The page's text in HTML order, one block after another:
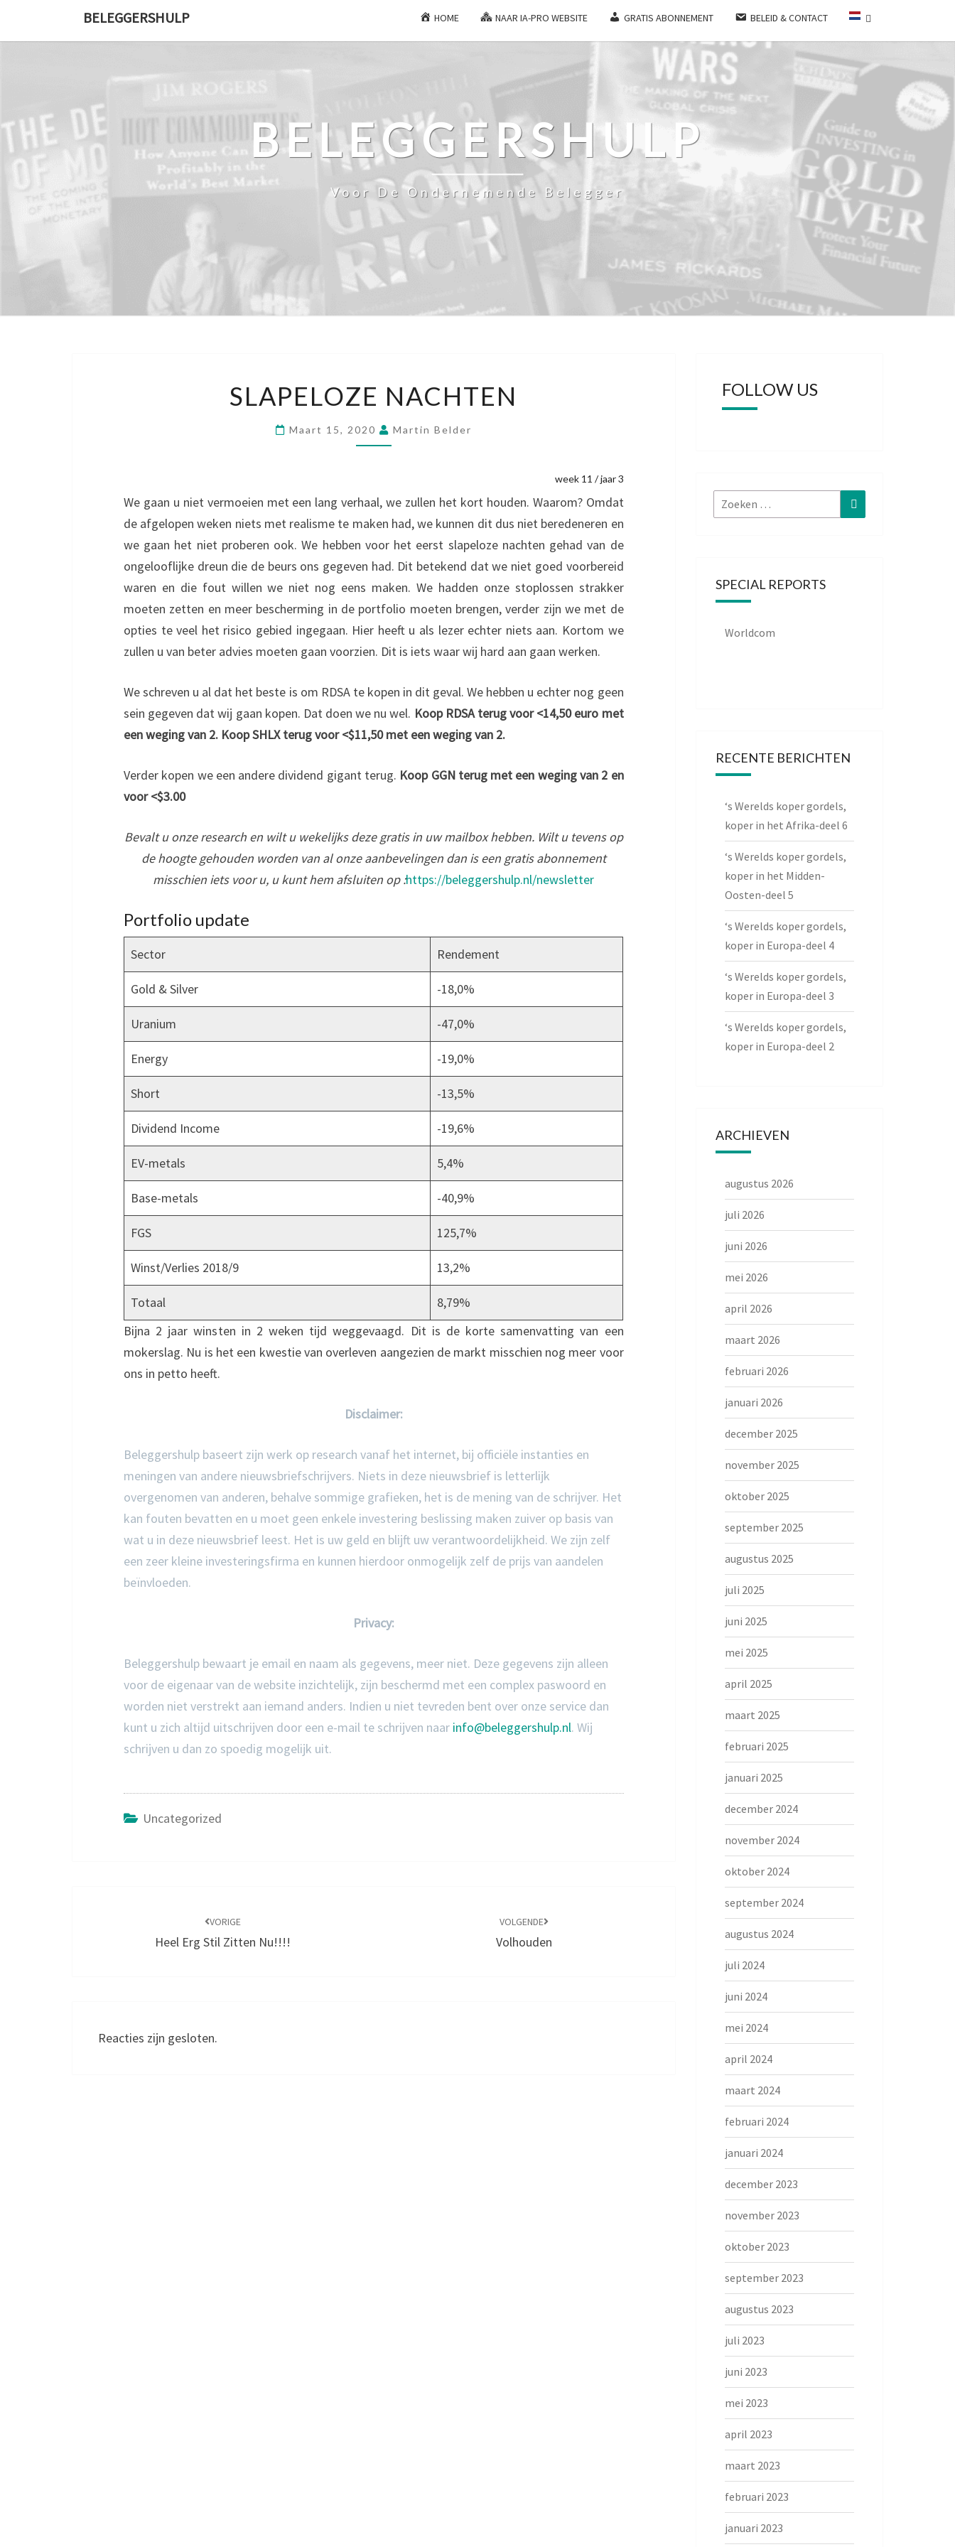
BELEGGERSHULP HOME NAAR IA-PRO WEBSITE GRATIS ABONNEMENT BELEID & CONTACT
BELEGGERSHULP
Voor De Ondernemende Belegger
NACHTEN
SLAPELOZE NACHTEN
Maart 15, 2020 Martin Belder
week 11 / jaar 3
We gaan u niet vermoeien met een lang verhaal, we zullen het kort houden. Waarom? Omdat
de afgelopen weken niets met realisme te maken had, we kunnen dit dus niet beredeneren en
we gaan het niet proberen ook. We hebben voor het eerst slapeloze nachten gehad van de
ongelooflijke dreun die de beurs ons gegeven had. Dit betekend dat we niet goed voorbereid
waren en die fout willen we niet nog eens maken. We hadden onze stoplossen strakker
moeten zetten en meer bescherming in de portfolio moeten brengen, verder zijn we met de
opties te veel het risico gebied ingegaan. Hier heeft u als lezer echter niets aan. Kortom we
zullen u van beter advies moeten gaan voorzien. Dit is iets waar wij hard aan gaan werken.
We schreven u al dat het beste is om RDSA te kopen in dit geval. We hebben u echter nog geen
sein gegeven dat wij gaan kopen. Dat doen we nu wel. Koop RDSA terug voor <14,50 euro met
een weging van 2. Koop SHLX terug voor <$11,50 met een weging van 2.
Verder kopen we een andere dividend gigant terug. Koop GGN terug met een weging van 2 en
voor <$3.00
Bevalt u onze research en wilt u wekelijks deze gratis in uw mailbox hebben. Wilt u tevens op
de hoogte gehouden worden van al onze aanbevelingen dan is een gratis abonnement
misschien iets voor u, u kunt hem afsluiten op :https://beleggershulp.nl/newsletter
Portfolio update
Sector Rendement
Gold & Silver -18,0%
Uranium -47,0%
Energy -19,0%
Short -13,5%
Dividend Income -19,6%
EV-metals 5,4%
Base-metals -40,9%
FGS 125,7%
Winst/Verlies 2018/9 13,2%
Totaal
8,79%
Bijna 2 jaar winsten in 2 weken tijd weggevaagd. Dit is de korte samenvatting van een
mokerslag. Nu is het een kwestie van overleven aangezien de markt misschien nog meer voor
ons in petto heeft.
Disclaimer:
Beleggershulp baseert zijn werk op research vanaf het internet, bij officiële instanties en
meningen van andere nieuwsbriefschrijvers. Niets in deze nieuwsbrief is letterlijk
overgenomen van anderen, behalve sommige grafieken, het is de mening van de schrijver. Het
kan fouten bevatten en u moet geen enkele investering beslissing maken zuiver op basis van
wat u in deze nieuwsbrief leest. Het is uw geld en blijft uw verantwoordelijkheid. We zijn zelf
een zeer kleine investeringsfirma en kunnen hierdoor onmogelijk zelf de prijs van aandelen
beïnvloeden.
Privacy:
Beleggershulp bewaart je email en naam als gegevens, meer niet. Deze gegevens zijn alleen
voor de eigenaar van de website inzichtelijk, zijn beschermd met een complex paswoord en
worden niet verstrekt aan iemand anders. Indien u niet tevreden bent over onze service dan
kunt u zich altijd uitschrijven door een e-mail te schrijven naar info@beleggershulp.nl. Wij
schrijven u dan zo spoedig mogelijk uit.
Uncategorized
VORIGE
Heel Erg Stil Zitten Nu!!!!
VOLGENDE
Volhouden
Reacties zijn gesloten.
FOLLOW US
Zoeken
naar:
Zoeken
SPECIAL REPORTS
Worldcom
RECENTE BERICHTEN
‘s Werelds koper gordels,
koper in het Afrika-deel 6
‘s Werelds koper gordels,
koper in het Midden-
Oosten-deel 5
‘s Werelds koper gordels,
koper in Europa-deel 4
‘s Werelds koper gordels,
koper in Europa-deel 3
‘s Werelds koper gordels,
koper in Europa-deel 2
ARCHIEVEN
augustus 2026
juli 2026
juni 2026
mei 2026
april 2026
maart 2026
februari 2026
januari 2026
december 2025
november 2025
oktober 2025
september 2025
augustus 2025
juli 2025
juni 2025
mei 2025
april 2025
maart 2025
februari 2025
januari 2025
december 2024
november 2024
oktober 2024
september 2024
augustus 2024
juli 2024
juni 2024
mei 2024
april 2024
maart 2024
februari 2024
januari 2024
december 2023
november 2023
oktober 2023
september 2023
augustus 2023
juli 2023
juni 2023
mei 2023
april 2023
maart 2023
februari 2023
januari 2023